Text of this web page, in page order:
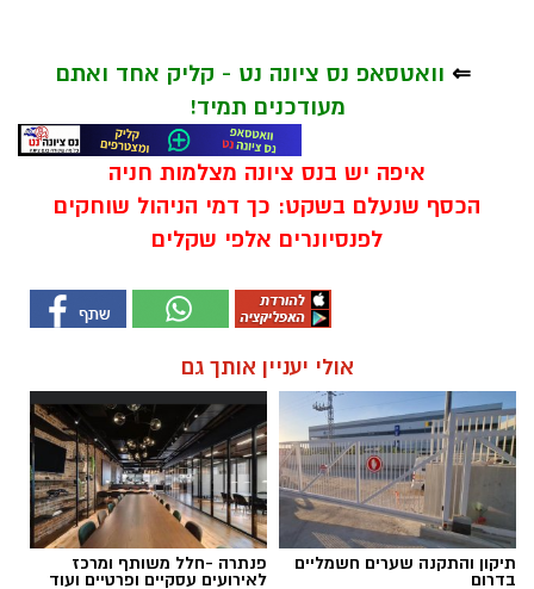
⇐ וואטסאפ נס ציונה נט - קליק אחד ואתם
מעודכנים תמיד!
איפה יש בנס ציונה מצלמות חניה
הכסף שנעלם בשקט: כך דמי הניהול שוחקים
לפנסיונרים אלפי שקלים
אולי יעניין אותך גם
תיקון והתקנה שערים חשמליים
בדרום
פנתרה -חלל משותף ומרכז
לאירועים עסקיים ופרטיים ועוד